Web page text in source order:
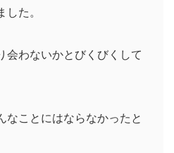
た。
会わないかとびくびくして
なことにはならなかったと